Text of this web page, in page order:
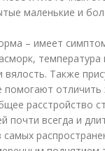
маленькие и
– имеет
Также
расстройство
почти всегда и